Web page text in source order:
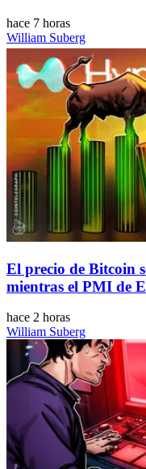
hace 7 horas
William Suberg
El precio de Bitcoin
mientras el PMI de
hace 2 horas
William Suberg